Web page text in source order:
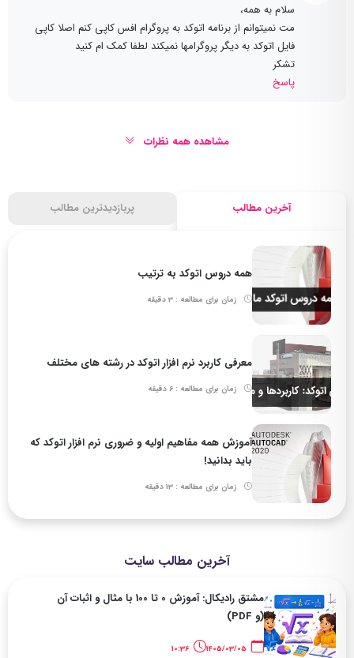
آخرین مطالب پربازدیدترین مطالب
همه دروس اتوکد به ترتیب
زمان برای مطالعه : 3 دقیقه
معرفی کاربرد نرم افزار اتوکد در رشته های مختلف
زمان برای مطالعه : 6 دقیقه
آموزش همه مفاهیم اولیه و ضروری نرم افزار اتوکد که
باید بدانید!
زمان برای مطالعه : 13 دقیقه
آخرین مطالب سایت
مشتق رادیکال: آموزش 0 تا 100 با مثال و اثبات آن
(و PDF)
10:36
سلام به همه،
مت نمیتوانم از برنامه اتوکد به پروگرام افس کاپی کنم اصلا کاپی
فایل اتوکد به دیگر پروگرامها نمیکند لطفا کمک ام کنید
تشکر
پاسخ
مشاهده همه نظرات